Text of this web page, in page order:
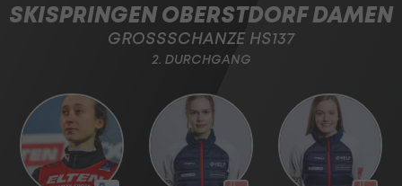
SKISPRINGEN OBERSTDORF DAMEN
GROSSSCHANZE HS137
2. DURCHGANG